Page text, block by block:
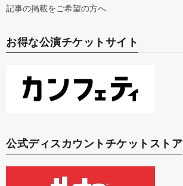
記事の掲載をご希望の方へ
お得な公演チケットサイト
公式ディスカウントチケットストア